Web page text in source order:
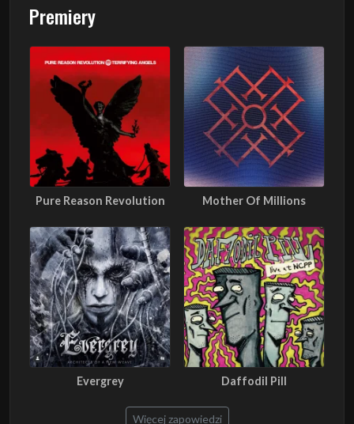
Premiery
Pure Reason Revolution Mother Of Millions
Evergrey Daffodil Pill
Więcej zapowiedzi